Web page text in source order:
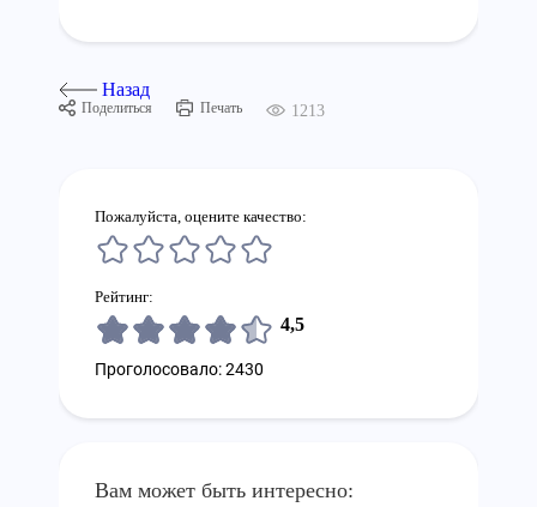
Назад
Поделиться Печать 1213
Пожалуйста, оцените качество:
Рейтинг:
4,5
Проголосовало: 2430
Вам может быть интересно: